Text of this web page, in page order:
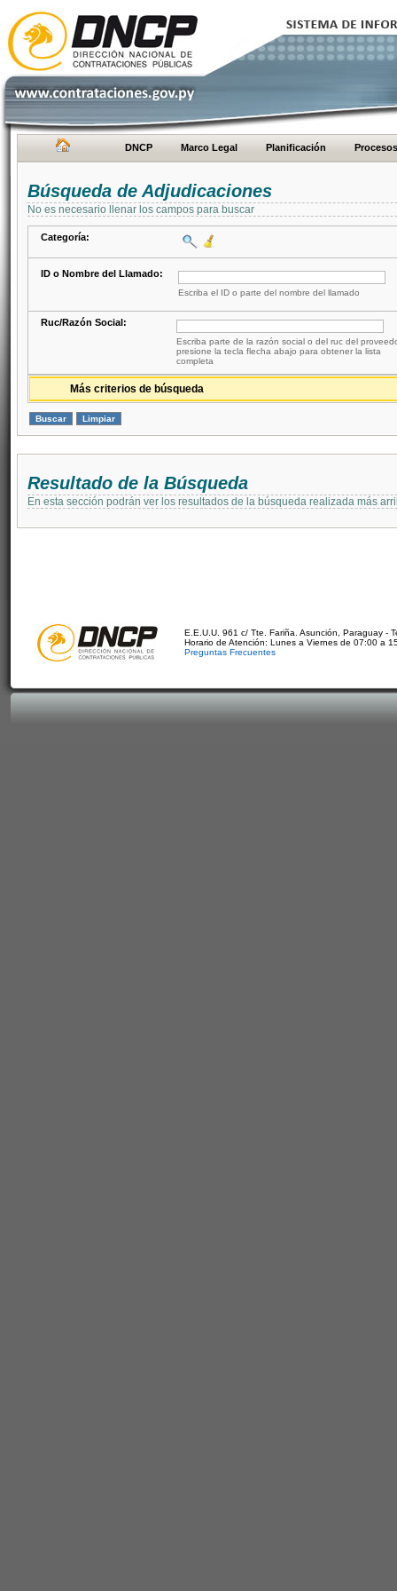
DNCP Marco Legal Planificación Procesos
Búsqueda de Adjudicaciones
No es necesario llenar los campos para buscar
Categoría:
ID o Nombre del Llamado:
Escriba el ID o parte del nombre del llamado
Ruc/Razón Social:
Escriba parte de la razón social o del ruc del
presione la tecla flecha abajo para obtener la lista
completa
Más criterios de búsqueda
Resultado de la Búsqueda
En esta sección podrán ver los resultados de la búsqueda realizada más
E.E.U.U. 961 c/ Tte. Fariña. Asunción, Paraguay -
Horario de Atención: Lunes a Viernes de 07:00 a
Preguntas Frecuentes